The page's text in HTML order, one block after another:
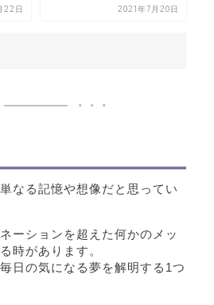
22日 2021年7月20日
なる記憶や想像だと思ってい
ーションを超えた何かのメッ
時があります。
日の気になる夢を解明する1つ